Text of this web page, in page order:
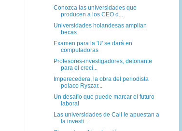
Conozca las universidades que
producen a los CEO d...
Universidades holandesas amplian
becas
Examen para la 'U' se dará en
computadoras
Profesores-investigadores, detonante
para el creci...
Imperecedera, la obra del periodista
polaco Ryszar...
Un desafío que puede marcar el futuro
laboral
Las universidades de Cali le apuestan a
la investi...